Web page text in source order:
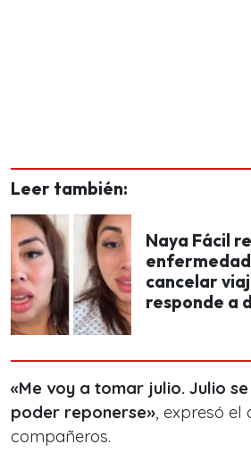
Leer también:
Naya Fácil
cancelar
responde a
«Me voy a tomar julio. Julio
poder reponerse», expresó el
compañeros.